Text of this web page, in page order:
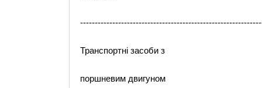
Транспортні засоби з
поршневим двигуном